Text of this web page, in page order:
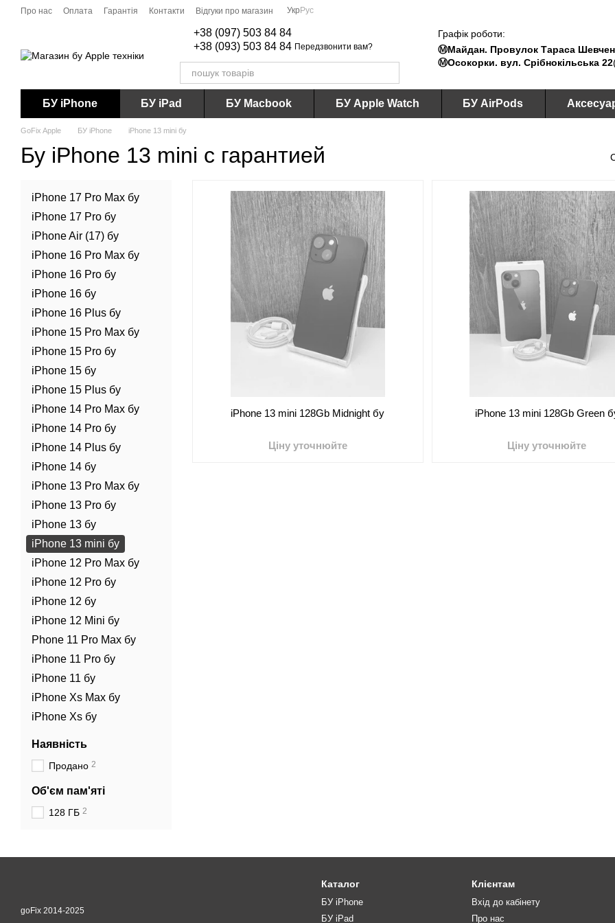
Перейти до основного контенту
Про нас Оплата Гарантія Контакти Відгуки про магазин Укр Рус
+38 (097) 503 84 84
+38 (093) 503 84 84 Передзвонити вам?
Графік роботи:
Ⓜ️Майдан. Провулок Тараса
Ⓜ️Осокорки. вул. Срібнокільська 22
БУ iPhone БУ iPad БУ Macbook БУ Apple Watch БУ AirPods
GoFix Apple БУ iPhone iPhone 13 mini бу
Бу iPhone 13 mini c гарантией
iPhone 13 mini 128Gb Midnight бу
Ціну уточнюйте
iPhone 13 mini 128Gb Green
Ціну уточнюйте
iPhone 17 Pro Max бу
iPhone 17 Pro бу
iPhone Air (17) бу
iPhone 16 Pro Max бу
iPhone 16 Pro бу
iPhone 16 бу
iPhone 16 Plus бу
iPhone 15 Pro Max бу
iPhone 15 Pro бу
iPhone 15 бу
iPhone 15 Plus бу
iPhone 14 Pro Max бу
iPhone 14 Pro бу
iPhone 14 Plus бу
iPhone 14 бу
iPhone 13 Pro Max бу
iPhone 13 Pro бу
iPhone 13 бу
iPhone 13 mini бу
iPhone 12 Pro Max бу
iPhone 12 Pro бу
iPhone 12 бу
iPhone 12 Mini бу
Phone 11 Pro Max бу
iPhone 11 Pro бу
iPhone 11 бу
iPhone Xs Max бу
iPhone Xs бу
Наявність
Продано 2
Об'єм пам'яті
128 ГБ 2
goFix 2014-2025
Каталог
БУ iPhone
БУ iPad
Клієнтам
Вхід до кабінету
Про нас